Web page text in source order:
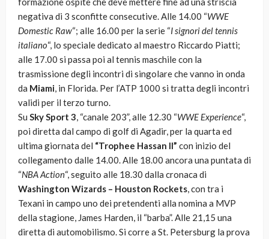
negativa di 3 sconfitte consecutive. Alle 14.00 “WWE
Domestic Raw“; alle 16.00 per la serie “I signori del tennis
italiano“, lo speciale dedicato al maestro Riccardo Piatti;
alle 17.00 si passa poi al tennis maschile con la
trasmissione degli incontri di singolare che vanno in onda
da Miami, in Florida. Per l’ATP 1000 si tratta degli incontri
validi per il terzo turno.
Su Sky Sport 3, “canale 203”, alle 12.30 “WWE Experience“,
poi diretta dal campo di golf di Agadir, per la quarta ed
ultima giornata del “Trophee Hassan II” con inizio del
collegamento dalle 14.00. Alle 18.00 ancora una puntata di
“NBA Action“, seguito alle 18.30 dalla cronaca di
Washington Wizards – Houston Rockets, con tra i
Texani in campo uno dei pretendenti alla nomina a MVP
della stagione, James Harden, il “barba”. Alle 21,15 una
diretta di automobilismo. Si corre a St. Petersburg la prova